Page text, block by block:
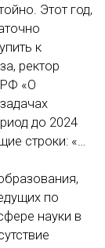
Этот год,
к
ректор
РФ «О
до 2024
строки: «…
по
науки в